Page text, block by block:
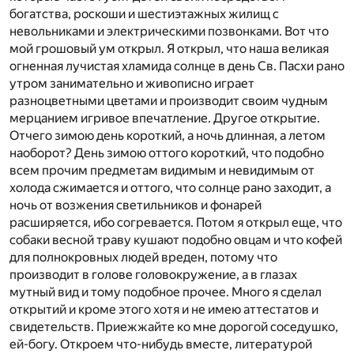
богатства, роскоши и шестиэтажных жилищ с
невольниками и электрическими позвонками. Вот что
мой грошовый ум открыл. Я открыл, что наша великая
огненная лучистая хламида солнце в день Св. Пасхи рано
утром занимательно и живописно играет
разноцветными цветами и производит своим чудным
мерцанием игривое впечатление. Другое открытие.
Отчего зимою день короткий, а ночь длинная, а летом
наоборот? День зимою оттого короткий, что подобно
всем прочим предметам видимым и невидимым от
холода сжимается и оттого, что солнце рано заходит, а
ночь от возжения светильников и фонарей
расширяется, ибо согревается. Потом я открыл еще, что
собаки весной траву кушают подобно овцам и что кофей
для полнокровных людей вреден, потому что
производит в голове головокружение, а в глазах
мутный вид и тому подобное прочее. Много я сделал
открытий и кроме этого хотя и не имею аттестатов и
свидетельств. Приежжайте ко мне дорогой соседушко,
ей-богу. Откроем что-нибудь вместе, литературой